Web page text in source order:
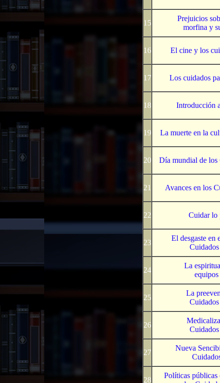
15
Prejuicios
morfina y
16 El cine y los
17 Los cuidados
18 Introducción
19 La muerte en la
20 Día mundial de los
21 Avances en los
22 Cuidar lo
23
El desgaste en
24
La
25
La
26
27
Nueva
28
Políticas públicas